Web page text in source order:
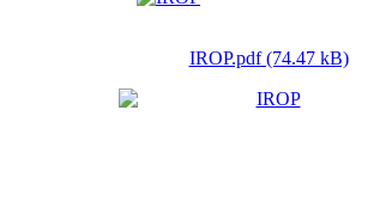
IROP.pdf (74.47 kB)